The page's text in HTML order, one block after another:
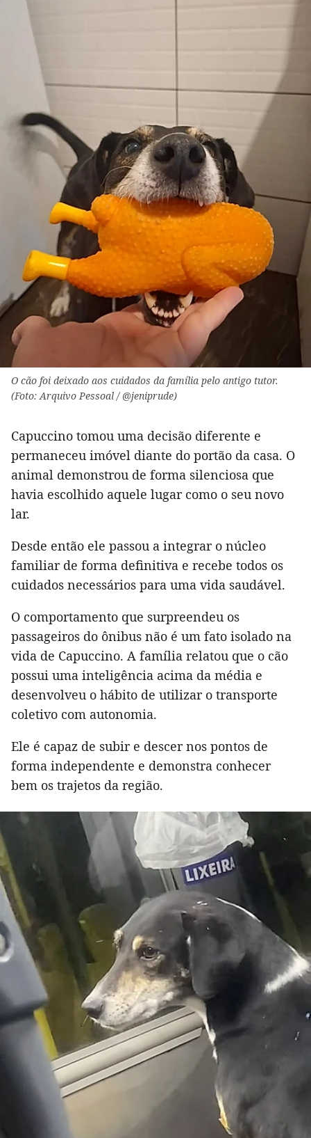
O cão foi deixado aos cuidados da família pelo antigo tutor.
(Foto: Arquivo Pessoal / @jeniprude)
Capuccino tomou uma decisão diferente e
permaneceu imóvel diante do portão da casa. O
animal demonstrou de forma silenciosa que
havia escolhido aquele lugar como o seu novo
lar.
Desde então ele passou a integrar o núcleo
familiar de forma definitiva e recebe todos os
cuidados necessários para uma vida saudável.
O comportamento que surpreendeu os
passageiros do ônibus não é um fato isolado na
vida de Capuccino. A família relatou que o cão
possui uma inteligência acima da média e
desenvolveu o hábito de utilizar o transporte
coletivo com autonomia.
Ele é capaz de subir e descer nos pontos de
forma independente e demonstra conhecer
bem os trajetos da região.